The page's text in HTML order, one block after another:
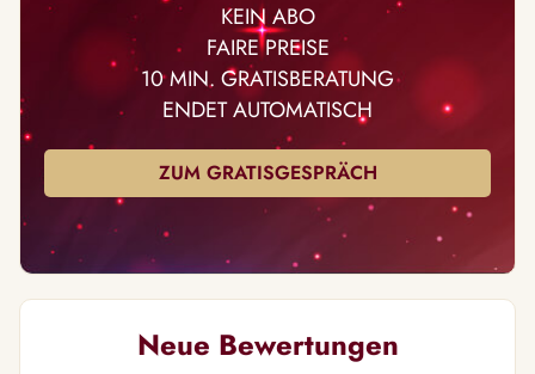
KEIN ABO
FAIRE PREISE
10 MIN. GRATISBERATUNG
ENDET AUTOMATISCH
ZUM GRATISGESPRÄCH
Neue Bewertungen